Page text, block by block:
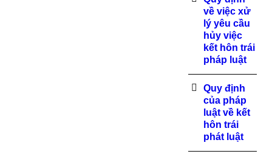
về việc xử
lý yêu cầu
hủy việc
kết hôn trái
pháp luật
Quy định
của pháp
luật về kết
hôn trái
phát luật